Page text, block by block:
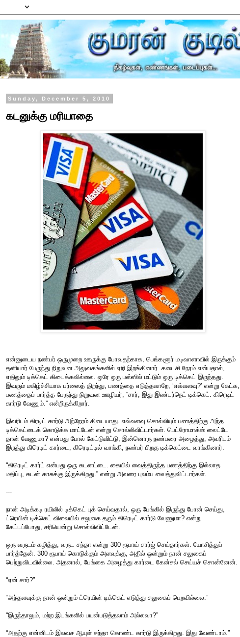
Sunday, December 5, 2010
கடனுக்கு மரியாதை
என்னுடைய நண்பர் ஒருமுறை ஊருக்கு போவதற்காக, பெங்களூர் மடிவாளாவில் இருக்கும்
தனியார் பேருந்து நிறுவன அலுவகங்களில் ஏறி இறங்கினார். கடைசி நேரம் என்பதால்,
எதிலும் டிக்கெட் கிடைக்கவில்லை. ஒரே ஒரு பஸ்ஸில் மட்டும் ஒரு டிக்கெட் இருந்தது.
இவரும் மகிழ்ச்சியாக பர்ஸைத் திறந்து, பணத்தை எடுத்தவாறே, ‘எவ்வளவு?’ என்று கேட்க,
பணத்தைப் பார்த்த பேருந்து நிறுவன ஊழியர், “சார், இது இண்டர்நெட் டிக்கெட். கிரெடிட்
கார்டு வேணும்.” என்றிருக்கிறார்.
இவரிடம் கிரடிட் கார்டு அந்நேரம் கிடையாது. எவ்வளவு சொல்லியும் பணத்திற்கு அந்த
டிக்கெட்டைக் கொடுக்க மாட்டேன் என்று சொல்லிவிட்டார்கள். பெட்ரோமாக்ஸ் லைட்டே
தான் வேணுமா? என்பது போல் கேட்டுவிட்டு, இன்னொரு நண்பரை அழைத்து, அவரிடம்
இருந்து கிரெடிட் கார்டை, கிரெடிட்டில் வாங்கி, நண்பர் பிறகு டிக்கெட்டை வாங்கினார்.
“கிரெடிட் கார்ட் என்பது ஒரு கடனட்டை. கையில் வைத்திருந்த பணத்திற்கு இல்லாத
மதிப்பு, கடன் காசுக்கு இருக்கிறது.” என்று அவரை புலம்ப வைத்துவிட்டார்கள்.
---
நான் அடிக்கடி ரயிலில் டிக்கெட் புக் செய்வதால், ஒரு பேங்கில் இருந்து போன் செய்து,
ட்ரெயின் டிக்கெட் விலையில் சலுகை தரும் கிரெடிட் கார்டு வேணுமா? என்று
கேட்டப்போது, சரியென்று சொல்லிவிட்டேன்.
ஒரு வருடம் கழித்து, வருட சந்தா என்று 300 ரூபாய் சார்ஜ் செய்தார்கள். யோசித்துப்
பார்த்தேன். 300 ரூபாய் கொடுக்கும் அளவுக்கு, அதில் ஒன்றும் நான் சலுகைப்
பெற்றுவிடவில்லை. அதனால், பேங்கை அழைத்து கார்டை கேன்சல் செய்யச் சொன்னேன்.
“ஏன் சார்?”
“அந்தளவுக்கு நான் ஒன்றும் ட்ரெயின் டிக்கெட் எடுத்து சலுகைப் பெறவில்லை.”
“இருந்தாலும், மற்ற இடங்களில் பயன்படுத்தலாம் அல்லவா?”
“அதற்கு என்னிடம் இலவச ஆயுள் சந்தா கொண்ட கார்டு இருக்கிறது. இது வேண்டாம்.”